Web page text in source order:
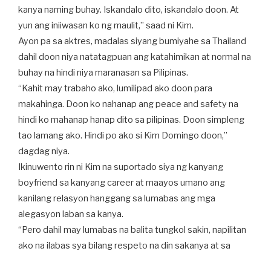
kanya naming buhay. Iskandalo dito, iskandalo doon. At
yun ang iniiwasan ko ng maulit,” saad ni Kim.
Ayon pa sa aktres, madalas siyang bumiyahe sa Thailand
dahil doon niya natatagpuan ang katahimikan at normal na
buhay na hindi niya maranasan sa Pilipinas.
“Kahit may trabaho ako, lumilipad ako doon para
makahinga. Doon ko nahanap ang peace and safety na
hindi ko mahanap hanap dito sa pilipinas. Doon simpleng
tao lamang ako. Hindi po ako si Kim Domingo doon,”
dagdag niya.
Ikinuwento rin ni Kim na suportado siya ng kanyang
boyfriend sa kanyang career at maayos umano ang
kanilang relasyon hanggang sa lumabas ang mga
alegasyon laban sa kanya.
“Pero dahil may lumabas na balita tungkol sakin, napilitan
ako na ilabas sya bilang respeto na din sakanya at sa